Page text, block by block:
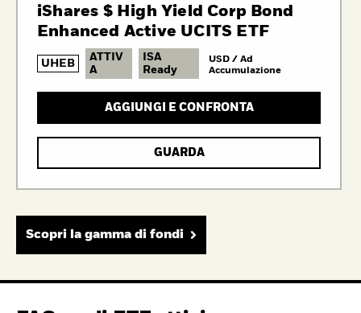
iShares $ High Yield Corp Bond
Enhanced Active UCITS ETF
UHEB
ATTIV
A
ISA
Ready
USD / Ad
Accumulazione
AGGIUNGI E CONFRONTA
GUARDA
Scopri la gamma di fondi